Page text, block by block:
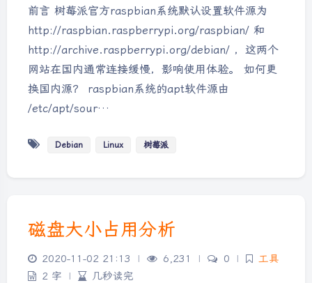
前言 树莓派官方raspbian系统默认设置软件源为
http://raspbian.raspberrypi.org/raspbian/ 和
http://archive.raspberrypi.org/debian/ ，这两个
网站在国内通常连接缓慢，影响使用体验。 如何更
换国内源？ raspbian系统的apt软件源由
/etc/apt/sour…
Debian Linux 树莓派
磁盘大小占用分析
2020-11-02 21:13 | 6,231 | 0 |
工具
2 字
| 几秒读完